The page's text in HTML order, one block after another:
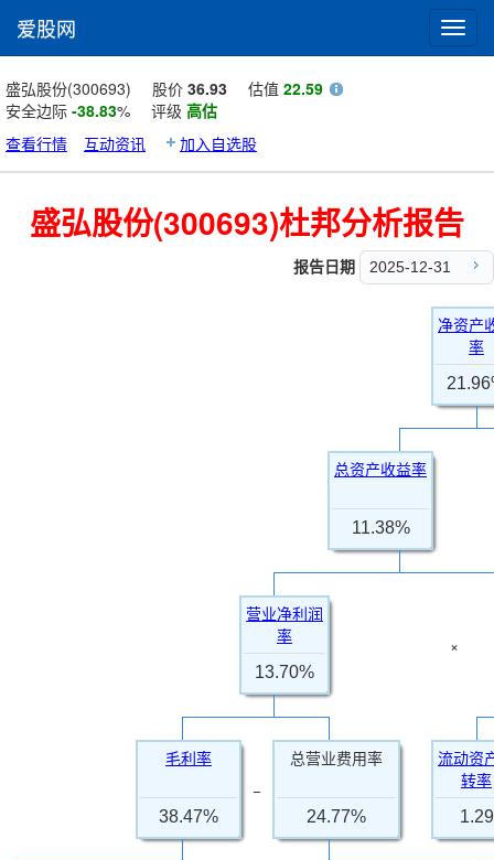
爱股网
盛弘股份(300693) 股价 36.93 估值 22.59
安全边际 -38.83% 评级 高估
查看行情
互动资讯 加入自选股
盛弘股份(300693)杜邦分析报告
报告日期 2025-12-31
净资产
率
总资产收益率
11.38%
营业净利润
率
13.70%
×
毛利率
38.47%
−
总营业费用率
24.77%
流动资
转率
1.29